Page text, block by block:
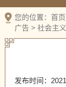
新媒
您的位置： 首页
广告 > 社会主
发布时间：